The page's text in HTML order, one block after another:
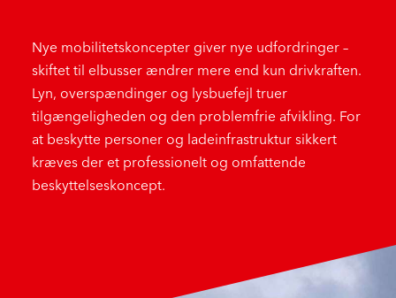
Nye mobilitetskoncepter giver nye udfordringer –
skiftet til elbusser ændrer mere end kun drivkraften.
Lyn, overspændinger og lysbuefejl truer
tilgængeligheden og den problemfrie afvikling. For
at beskytte personer og ladeinfrastruktur sikkert
kræves der et professionelt og omfattende
beskyttelseskoncept.